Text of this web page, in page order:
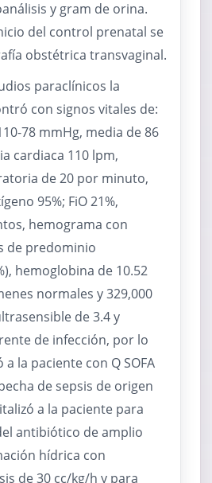
y gram de orina.
del control prenatal se
obstétrica transvaginal.
paraclínicos la
con signos vitales de:
78 mmHg, media de 86
cardiaca 110 lpm,
de 20 por minuto,
95%; FiO 21%,
hemograma con
de predominio
hemoglobina de 10.52
normales y 329,000
de 3.4 y
de infección, por lo
la paciente con Q SOFA
de sepsis de origen
a la paciente para
antibiótico de amplio
hídrica con
de 30 cc/kg/h y para